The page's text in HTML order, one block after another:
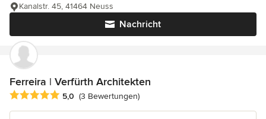
Nachricht
Kanalstr. 45, 41464 Neuss
Ferreira | Verfürth Architekten
Durchschnittliche Bewertung: 5 von 5 Sternen
5,0 (3 Bewertungen)